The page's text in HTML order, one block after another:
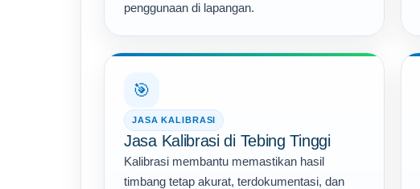
penggunaan di lapangan.
🎯
JASA KALIBRASI
Jasa Kalibrasi di Tebing Tinggi
Kalibrasi membantu memastikan hasil
timbang tetap akurat, terdokumentasi, dan